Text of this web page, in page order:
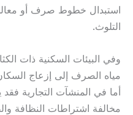
استبدال خطوط صرف أو
التلوث.
وفي البيئات السكنية ذات
مياه الصرف إلى إزعاج
أما في المنشآت التجارية
مخالفة اشتراطات النظافة